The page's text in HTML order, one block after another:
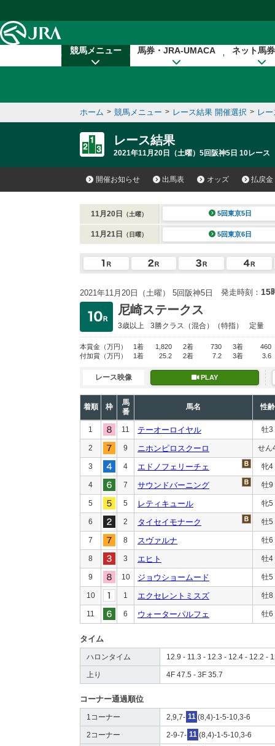
競馬メニュー 馬券・JRA-UMACA ネット馬
ホーム > 競馬メニュー > レース結果 開催選択 > レ
レース結果
2021年11月20日（土曜）5回阪神5日 10レース
開催お知らせ 出馬表 オッズ 払戻金
11月20日 （土曜） 5回東京5日
11月21日 （日曜） 5回東京6日
2021年11月20日（土曜） 5回阪神5日 発走時刻： 15
尼崎ステークス
3歳以上 3勝クラス （混合）（特指） 定量
本賞金 （万円） 1着 1,820 2着 730 3着
460
付加賞 （万円） 1着 25.2 2着 7.2 3着 3.6
レース映像 PLAY
着順 枠
馬
番
馬名 性齢
1 11 テーオーロイヤル 牡3
2 9 ニホンピロスクーロ せん
3 4 エドノフェリーチェ 牝4
4 7 サウンドバーニング 牡9
5 5 レティキュール 牝5
6 2 タイセイモナーク 牡5
7 8 スヴァルナ 牡6
8 3 エヒト 牡4
9 10 ジョウショームード 牡5
10 1 エクセレントミスズ 牡8
11 6 ウォーターパルフェ 牡6
タイム
ハロンタイム 12.9 - 11.3 - 12.3 - 12.4 - 12.2 -
上り 4F 47.5 - 3F 35.7
コーナー通過順位
1コーナー 2,9,7- 11 (8,4)-1-5-10,3-6
2コーナー 2-9-7- 11 (8,4)-1-5-10,3-6